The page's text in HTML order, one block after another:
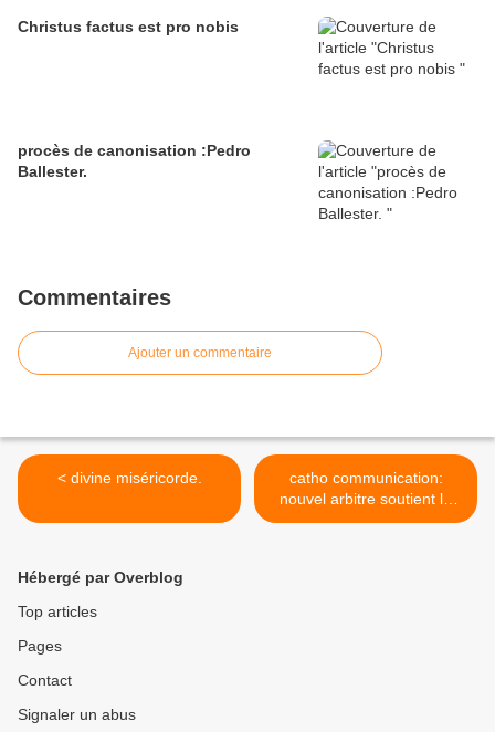
Christus factus est pro nobis
procès de canonisation :Pedro
Ballester.
Commentaires
Ajouter un commentaire
< divine miséricorde.
catho communication:
nouvel arbitre soutient le
salon beige . >
Hébergé par Overblog
Top articles
Pages
Contact
Signaler un abus